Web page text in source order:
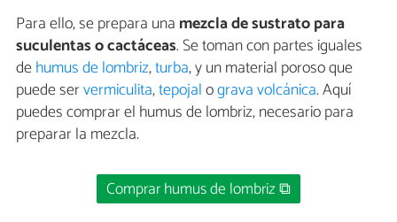
Para ello, se prepara una mezcla de sustrato para
suculentas o cactáceas. Se toman con partes iguales
dehumus de lombriz,turba, y un material poroso que
puede servermiculita,tepojalograva volcánica. Aquí
puedes comprar el humus de lombriz, necesario para
preparar la mezcla.
Comprar humus de lombriz ⧉